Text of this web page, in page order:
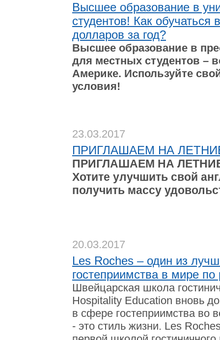
Высшее образование в
студентов! Как
долларов за год?
Высшее образование в
для местных студентов –
Америке. Используйте
условия!
23.03.2017
ПРИГЛАШАЕМ НА
ПРИГЛАШАЕМ НА
Хотите улучшить свой
получить массу
20.03.2017
Les Roches – один из
гостеприимства в мире по
Швейцарская школа
Hospitality Education вновь
в сфере гостеприимства во
- это стиль жизни. Les